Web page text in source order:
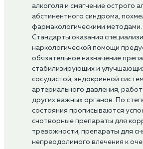
алкоголя и смягчение острого
абстинентного синдрома,
фармакологическими методами.
Стандарты оказания
наркологической помощи
обязательное назначение
стабилизирующих и
сосудистой, эндокринной
артериального давления,
других важных органов. По
состояния прописываются
снотворные препараты для
тревожности, препараты для
непреодолимого влечения к